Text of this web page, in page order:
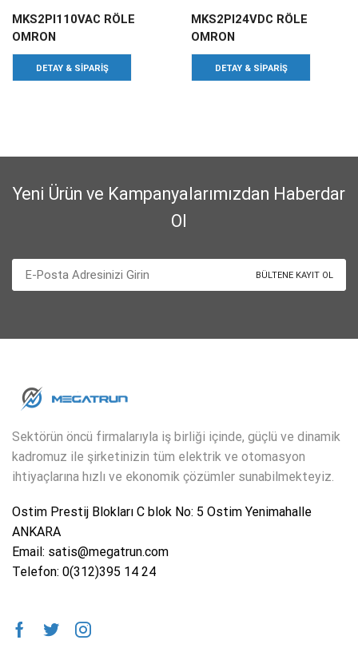
MKS2PI110VAC RÖLE
OMRON
DETAY & SIPARIŞ
MKS2PI24VDC RÖLE
OMRON
DETAY & SIPARIŞ
Yeni Ürün ve Kampanyalarımızdan Haberdar
Ol
Sektörün öncü firmalarıyla iş birliği içinde, güçlü ve dinamik
kadromuz ile şirketinizin tüm elektrik ve otomasyon
ihtiyaçlarına hızlı ve ekonomik çözümler sunabilmekteyiz.
Ostim Prestij Blokları C blok No: 5 Ostim Yenimahalle
ANKARA
Email: satis@megatrun.com
Telefon: 0(312)395 14 24